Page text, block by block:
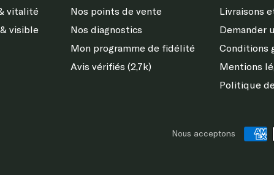
vitalité
visible
Nos points de vente
Nos diagnostics
Mon programme de fidélité
Avis vérifiés (2,7k)
Livraisons
Demander
Conditions
Mentions
Politique
Nous acceptons